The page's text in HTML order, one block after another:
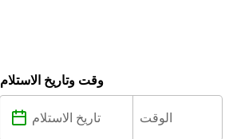
وقت وتاريخ الاستلام